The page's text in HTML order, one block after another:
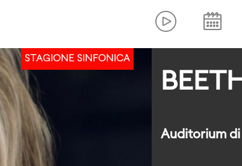
STAGIONE SINFONICA
Auditorium